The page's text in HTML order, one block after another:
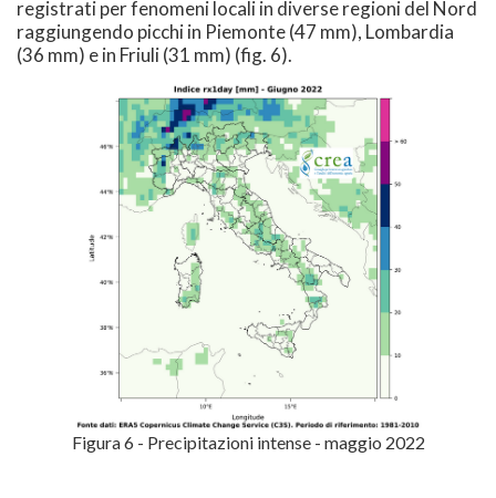
registrati per fenomeni locali in diverse regioni del Nord
raggiungendo picchi in Piemonte (47 mm), Lombardia
(36 mm) e in Friuli (31 mm) (fig. 6).
Figura 6 - Precipitazioni intense - maggio 2022